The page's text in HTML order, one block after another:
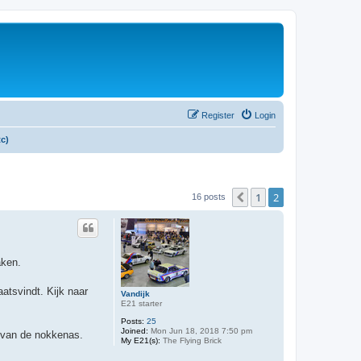
Login
Register
16 posts Previous
1 2
Vandijk
E21 starter
Posts: 25
Joined: Mon Jun 18, 2018 7:50 pm
My E21(s): The Flying Brick
Kijk naar
de nokkenas.